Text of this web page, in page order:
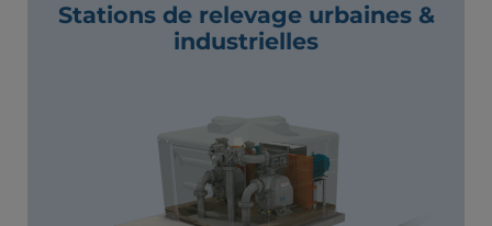
Stations de relevage urbaines &
industrielles